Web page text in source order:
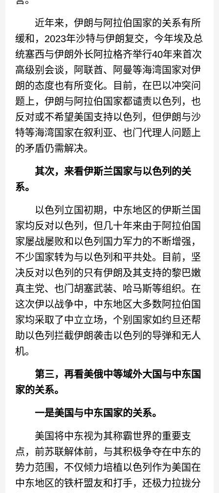
近年来，伊朗与阿拉伯国家的关系有所
缓和，2023年沙特与伊朗复交，今年埃及总
统塞西与伊朗外长阿拉格齐举行40年来首次
高级别会谈，阿联酋、阿曼等海湾国家对伊
朗的态度也有所变化。目前，在巴以冲突问
题上，伊朗与阿拉伯国家都谴责以色列，也
反对或不希望美国支持以色列，但伊朗与沙
特等海湾国家在叙利亚、也门代理人问题上
的矛盾仍需解决。
其次，来看伊斯兰国家与以色列的关
系。
以色列立国初期，中东地区的伊斯兰国
家均反对以色列，但几十年来由于阿拉伯国
家屡战屡败和以色列国力军力的不断增强，
不少国家转为与以色列和平共处。目前，坚
决反对以色列的只有伊朗及其支持的黎巴嫩
真主党、也门胡塞武装、哈马斯等组织。在
这次伊以战争中，中东地区大多数阿拉伯国
家均采取了中立立场，个别国家如约旦还帮
助以色列拦截伊朗袭击以色列的导弹和无人
机。
第三，再看美俄中等域外大国与中东国
家的关系。
一是美国与中东国家的关系。
美国将中东视为其称霸世界的重要支
点，前苏联解体前，与其积极争夺在中东的
势力范围，不仅倾力培植以色列作为美国在
中东地区的铁杆盟友和打手，还极力拉拢分